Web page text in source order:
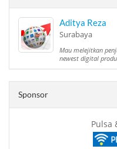
Aditya Reza
Surabaya
Mau melejitkan
newest digital
Sponsor
Pulsa